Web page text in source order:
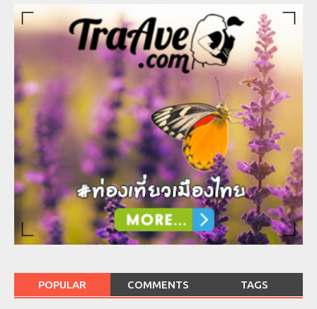
POPULAR COMMENTS TAGS